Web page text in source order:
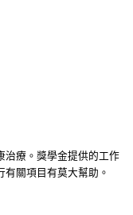
治療。獎學金提供的工作
關項目有莫大幫助。